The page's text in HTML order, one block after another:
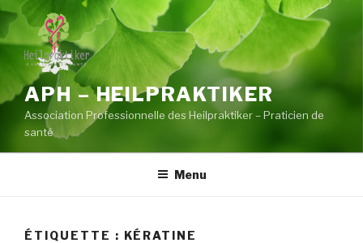
Aller
au
contenu
principal
APH – HEILPRAKTIKER
Association Professionnelle des Heilpraktiker – Praticien de
santé
Menu
ÉTIQUETTE : KÉRATINE